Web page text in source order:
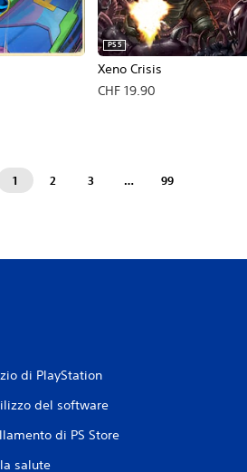
Xeno Crisis
PS5
CHF 19.90
1 2 3 … 99
di PlayStation
del software
di PS Store
salute